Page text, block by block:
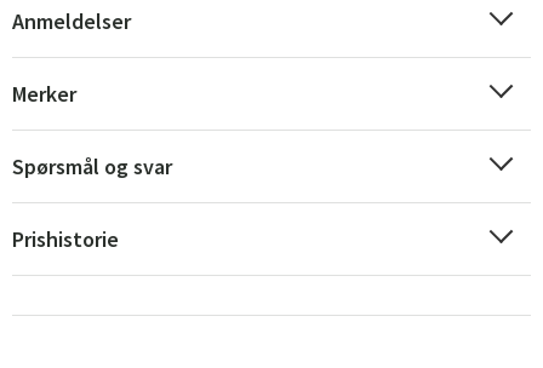
Anmeldelser
Merker
Spørsmål og svar
Prishistorie